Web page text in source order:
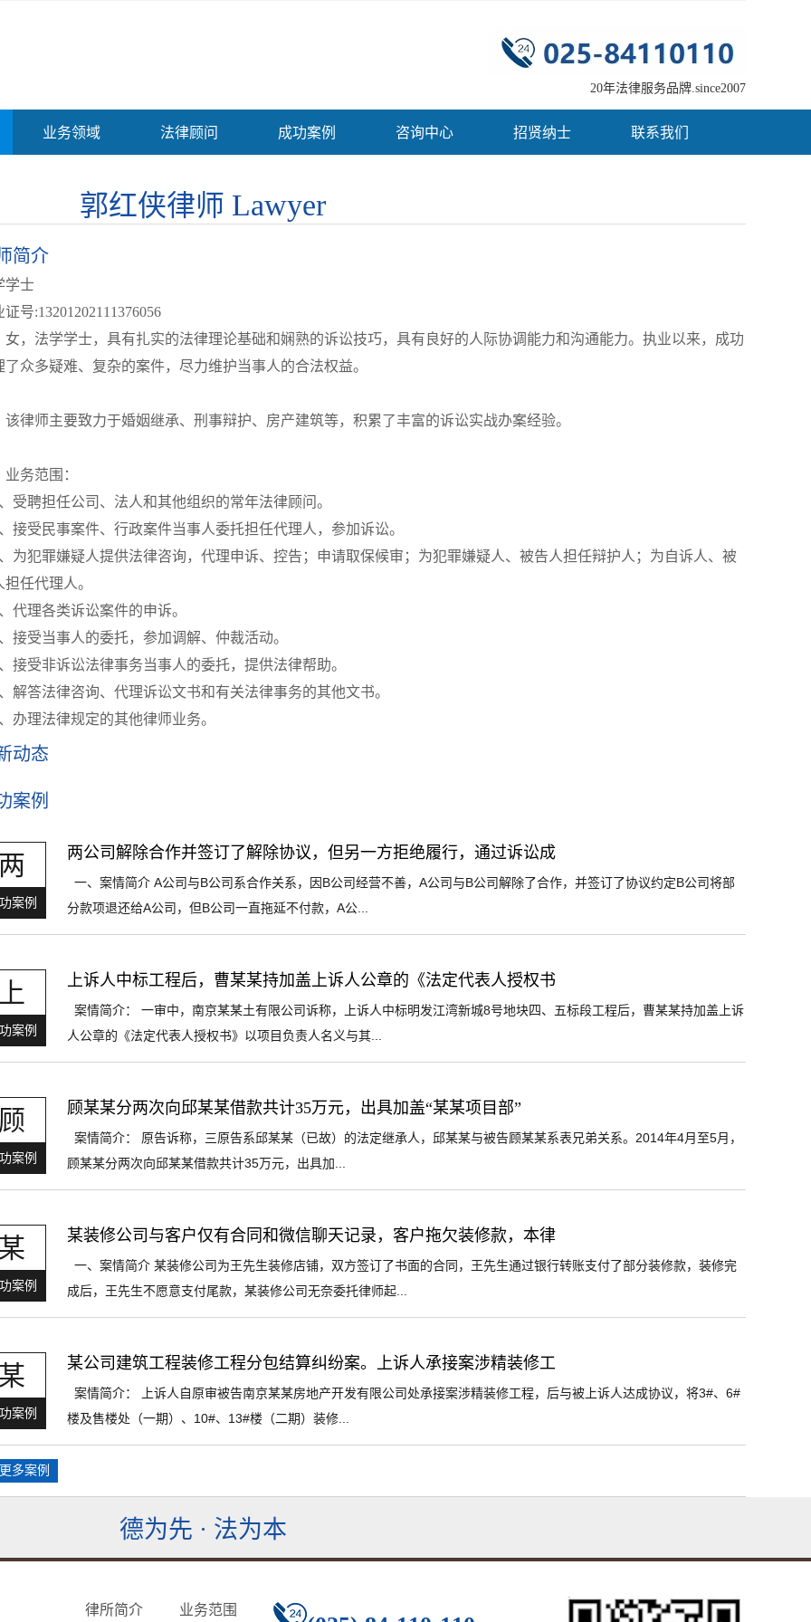
20年法律服务品牌.since2007
业务领域 法律顾问 成功案例 咨询中心 招贤纳士 联系我们
郭红侠律师 Lawyer
简介
学士
证号:13201202111376056
女，法学学士，具有扎实的法律理论基础和娴熟的诉讼技巧，具有良好的人际协调能力和沟通能力。执业以来，成功
了众多疑难、复杂的案件，尽力维护当事人的合法权益。
师主要致力于婚姻继承、刑事辩护、房产建筑等，积累了丰富的诉讼实战办案经验。
范围：
受聘担任公司、法人和其他组织的常年法律顾问。
接受民事案件、行政案件当事人委托担任代理人，参加诉讼。
为犯罪嫌疑人提供法律咨询，代理申诉、控告；申请取保候审；为犯罪嫌疑人、被告人担任辩护人；为自诉人、被
担任代理人。
代理各类诉讼案件的申诉。
接受当事人的委托，参加调解、仲裁活动。
接受非诉讼法律事务当事人的委托，提供法律帮助。
解答法律咨询、代理诉讼文书和有关法律事务的其他文书。
办理法律规定的其他律师业务。
动态
案例
两
案例
两公司解除合作并签订了解除协议，但另一方拒绝履行，通过诉讼成
一、案情简介 A公司与B公司系合作关系，因B公司经营不善，A公司与B公司解除了合作，并签订了协议约定B公司将部
分款项退还给A公司，但B公司一直拖延不付款，A公...
上
案例
上诉人中标工程后，曹某某持加盖上诉人公章的《法定代表人授权书
案情简介： 一审中，南京某某土有限公司诉称，上诉人中标明发江湾新城8号地块四、五标段工程后，曹某某持加盖上诉
人公章的《法定代表人授权书》以项目负责人名义与其...
顾
案例
顾某某分两次向邱某某借款共计35万元，出具加盖“某某项目部”
案情简介： 原告诉称，三原告系邱某某（已故）的法定继承人，邱某某与被告顾某某系表兄弟关系。2014年4月至5月，
顾某某分两次向邱某某借款共计35万元，出具加...
某
案例
某装修公司与客户仅有合同和微信聊天记录，客户拖欠装修款，本律
一、案情简介 某装修公司为王先生装修店铺，双方签订了书面的合同，王先生通过银行转账支付了部分装修款，装修完
成后，王先生不愿意支付尾款，某装修公司无奈委托律师起...
某
案例
某公司建筑工程装修工程分包结算纠纷案。上诉人承接案涉精装修工
案情简介： 上诉人自原审被告南京某某房地产开发有限公司处承接案涉精装修工程，后与被上诉人达成协议，将3#、6#
楼及售楼处（一期）、10#、13#楼（二期）装修...
多案例
德为先 · 法为本
律所简介 业务范围